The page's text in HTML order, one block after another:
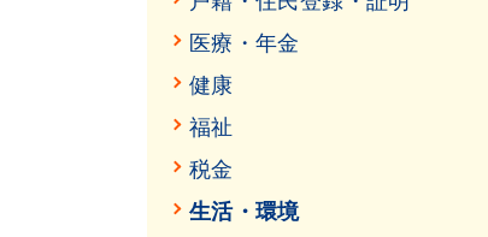
医療・年金
健康
福祉
税金
生活・環境